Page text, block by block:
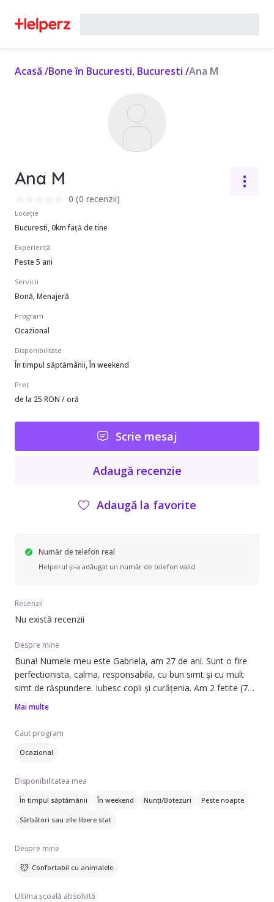
Acasă /Bone în Bucuresti, Bucuresti /Ana M
Ana M
0 (0 recenzii)
Locație
Bucuresti, 0km față de tine
Experiență
Peste 5 ani
Servicii
Bonă, Menajeră
Program
Ocazional
Disponibilitate
În timpul săptămânii, În weekend
Preț
de la 25 RON / oră
Scrie mesaj
Adaugă recenzie
Adaugă la favorite
Număr de telefon real
Helperul și-a adăugat un număr de telefon valid
Recenzii
Nu există recenzii
Despre mine
Buna! Numele meu este Gabriela, am 27 de ani. Sunt o fire
perfectionista, calma, responsabila, cu bun simt și cu mult
simt de răspundere. Iubesc copii și curățenia. Am 2 fetite (7
ani și 1 an). Am abilitatea de a ma înțelege extraordinar de
de curățenie, sunt extrem de meticuloasa (îmi place ca totul
sa fie fără cusur în urma mea), îmi place sa îmi fac treaba cu
simt de răspundere, fără a pierde vremea (a trage de timp).
Mai multe
Caut program
Ocazional
Disponibilitatea mea
În timpul săptămânii În weekend Nunți/Botezuri Peste noapte
Sărbători sau zile libere stat
Despre mine
Confortabil cu animalele
Ultima școală absolvită